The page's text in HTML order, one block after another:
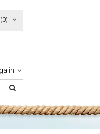
(0)
in